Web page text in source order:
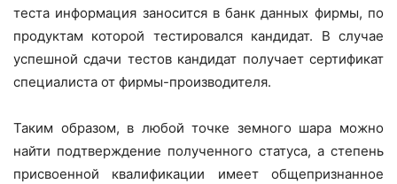
теста информация заносится в банк данных фирмы, по
продуктам которой тестировался кандидат. В случае
успешной сдачи тестов кандидат получает сертификат
специалиста от фирмы-производителя.
Таким образом, в любой точке земного шара можно
найти подтверждение полученного статуса, а степень
присвоенной квалификации имеет общепризнанное